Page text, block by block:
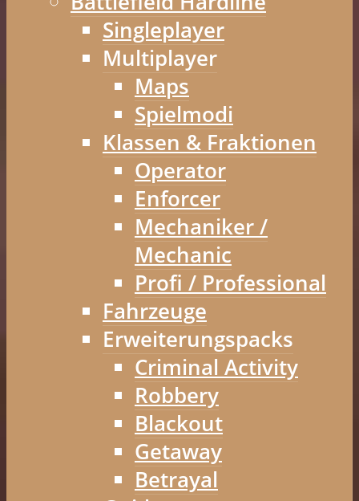
Singleplayer
Multiplayer
Maps
Spielmodi
Klassen & Fraktionen
Operator
Enforcer
Mechaniker /
Mechanic
Profi / Professional
Fahrzeuge
Erweiterungspacks
Criminal Activity
Robbery
Blackout
Getaway
Betrayal